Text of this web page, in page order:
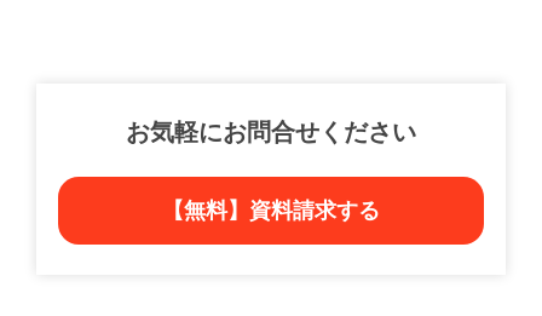
お気軽にお問合せください
【無料】資料請求する